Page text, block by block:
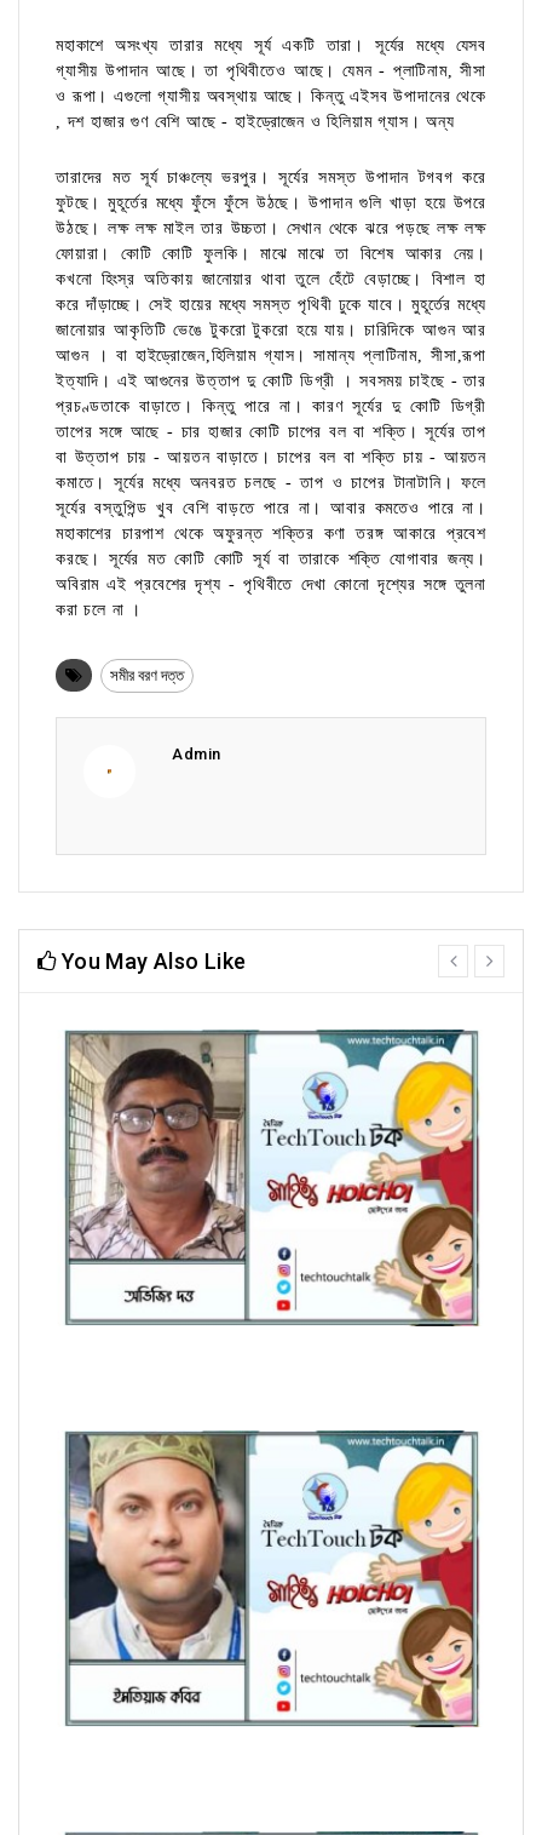
মহাকাশে অসংখ্য তারার মধ্যে সূর্য একটি তারা। সূর্যের মধ্যে যেসব
গ্যাসীয় উপাদান আছে। তা পৃথিবীতেও আছে। যেমন - প্লাটিনাম, সীসা
ও রূপা। এগুলো গ্যাসীয় অবস্থায় আছে। কিন্তু এইসব উপাদানের থেকে
, দশ হাজার গুণ বেশি আছে - হাইড্রোজেন ও হিলিয়াম গ্যাস। অন্য
তারাদের মত সূর্য চাঞ্চল্যে ভরপুর। সূর্যের সমস্ত উপাদান টগবগ করে
ফুটছে। মুহূর্তের মধ্যে ফুঁসে ফুঁসে উঠছে। উপাদান গুলি খাড়া হয়ে উপরে
উঠছে। লক্ষ লক্ষ মাইল তার উচ্চতা। সেখান থেকে ঝরে পড়ছে লক্ষ লক্ষ
ফোয়ারা। কোটি কোটি ফুলকি। মাঝে মাঝে তা বিশেষ আকার নেয়।
কখনো হিংস্র অতিকায় জানোয়ার থাবা তুলে হেঁটে বেড়াচ্ছে। বিশাল হা
করে দাঁড়াচ্ছে। সেই হায়ের মধ্যে সমস্ত পৃথিবী ঢুকে যাবে। মুহূর্তের মধ্যে
জানোয়ার আকৃতিটি ভেঙে টুকরো টুকরো হয়ে যায়। চারিদিকে আগুন আর
আগুন । বা হাইড্রোজেন,হিলিয়াম গ্যাস। সামান্য প্লাটিনাম, সীসা,রূপা
ইত্যাদি। এই আগুনের উত্তাপ দু কোটি ডিগ্রী । সবসময় চাইছে - তার
প্রচণ্ডতাকে বাড়াতে। কিন্তু পারে না। কারণ সূর্যের দু কোটি ডিগ্রী
তাপের সঙ্গে আছে - চার হাজার কোটি চাপের বল বা শক্তি। সূর্যের তাপ
বা উত্তাপ চায় - আয়তন বাড়াতে। চাপের বল বা শক্তি চায় - আয়তন
কমাতে। সূর্যের মধ্যে অনবরত চলছে - তাপ ও চাপের টানাটানি। ফলে
সূর্যের বস্তুপিন্ড খুব বেশি বাড়তে পারে না। আবার কমতেও পারে না।
মহাকাশের চারপাশ থেকে অফুরন্ত শক্তির কণা তরঙ্গ আকারে প্রবেশ
করছে। সূর্যের মত কোটি কোটি সূর্য বা তারাকে শক্তি যোগাবার জন্য।
অবিরাম এই প্রবেশের দৃশ্য - পৃথিবীতে দেখা কোনো দৃশ্যের সঙ্গে তুলনা
করা চলে না ।
সমীর বরণ দত্ত
Admin
You May Also Like
prev